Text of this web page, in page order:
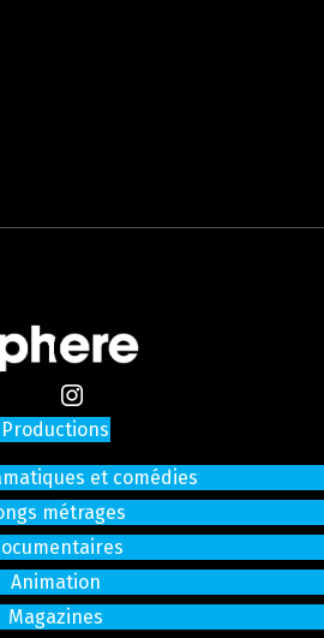
Productions
et comédies
métrages
Animation
Magazines